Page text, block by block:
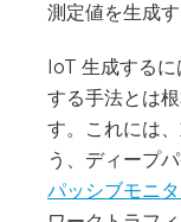
測定値を生成
IoT 生成する
する手法とは
す。これには
う、ディープ
パッシブモニ